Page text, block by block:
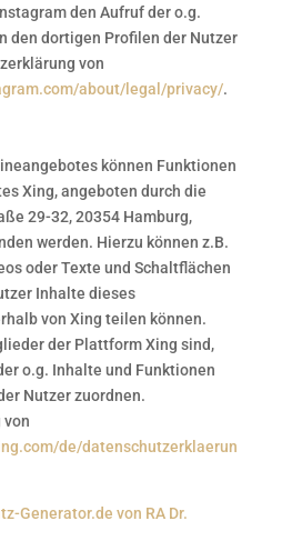
den Aufruf der o.g.
den dortigen Profilen der Nutzer
von
about/legal/privacy/.
können Funktionen
Xing, angeboten durch die
29-32, 20354 Hamburg,
werden. Hierzu können z.B.
oder Texte und Schaltflächen
Inhalte dieses
von Xing teilen können.
der Plattform Xing sind,
o.g. Inhalte und Funktionen
Nutzer zuordnen.
von
de/datenschutzerklaerun
Generator.de von RA Dr.